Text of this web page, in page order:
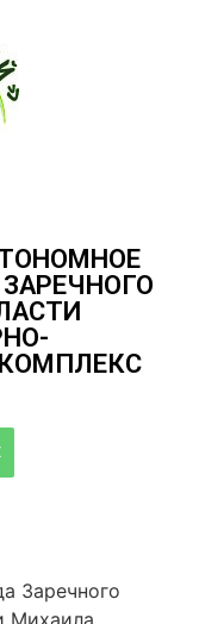
Заречного
Михаила